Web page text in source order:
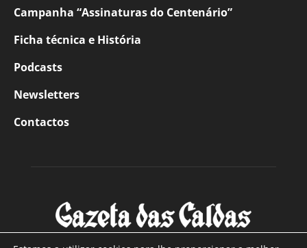
Campanha “Assinaturas do Centenário”
Ficha técnica e História
Podcasts
Newsletters
Contactos